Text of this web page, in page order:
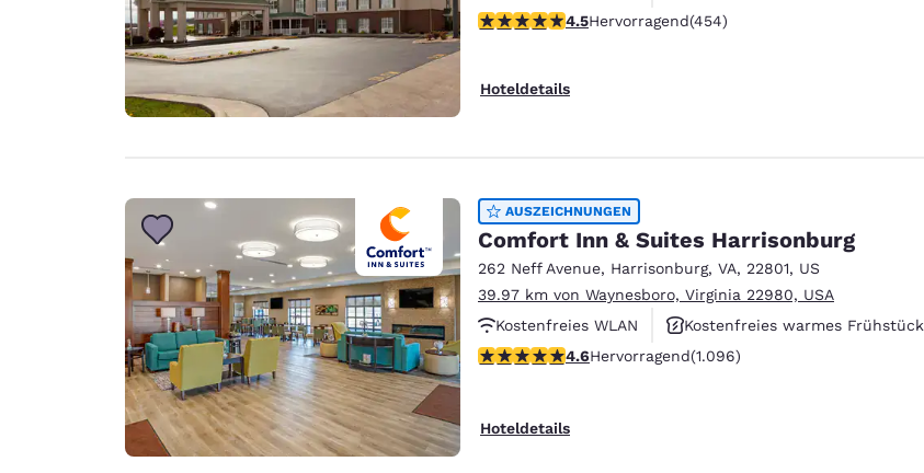
Rauchfrei
4.5-Sterne-Bewertung. Hervorragend. 454 Bewertungen
4.5Hervorragend(454)
Hoteldetails
AUSZEICHNUNGEN
Comfort Inn & Suites Harrisonburg
262 Neff Avenue, Harrisonburg, VA, 22801, US
39.97 km von Waynesboro, Virginia 22980, USA
Kostenfreies WLAN
Kostenfreies warmes Frühstück
Haustierfreundlich
4.56-Sterne-Bewertung. Hervorragend. 1096 Bewertungen
4.6Hervorragend(1.096)
Hoteldetails